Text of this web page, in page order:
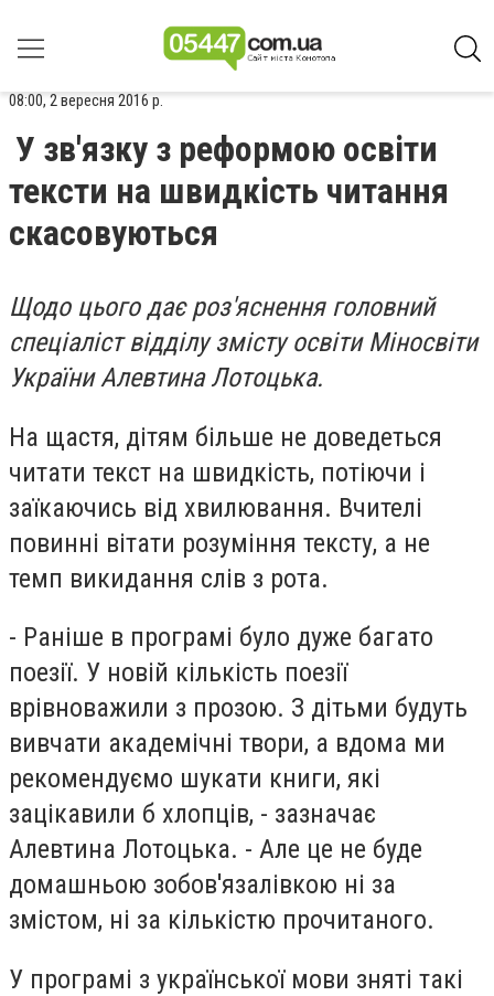
08:00, 2 вересня 2016 р.
У зв'язку з реформою освіти
тексти на швидкість читання
скасовуються
Щодо цього дає роз'яснення головний
спеціаліст відділу змісту освіти Міносвіти
України Алевтина Лотоцька.
На щастя, дітям більше не доведеться
читати текст на швидкість, потіючи і
заїкаючись від хвилювання. Вчителі
повинні вітати розуміння тексту, а не
темп викидання слів з рота.
- Раніше в програмі було дуже багато
поезії. У новій кількість поезії
врівноважили з прозою. З дітьми будуть
вивчати академічні твори, а вдома ми
рекомендуємо шукати книги, які
зацікавили б хлопців, - зазначає
Алевтина Лотоцька. - Але це не буде
домашньою зобов'язалівкою ні за
змістом, ні за кількістю прочитаного.
У програмі з української мови зняті такі